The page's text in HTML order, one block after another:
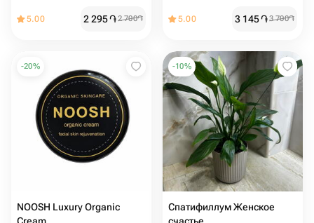
5.00 2 295֏2 700֏ 5.00 3 145֏3 700֏
-20%
NOOSH Luxury Organic
-10%
Спатифиллум Женское